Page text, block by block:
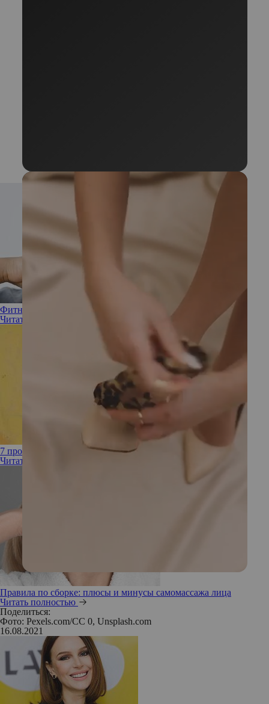
Фитнес для лица: лучшие техники ручного массажа
Читать полностью
7 проблем с кожей, которые может решить массаж лица
Читать полностью
Правила по сборке: плюсы и минусы самомассажа лица
Читать полностью
Поделиться:
Фото: Pexels.com/CC 0, Unsplash.com
16.08.2021